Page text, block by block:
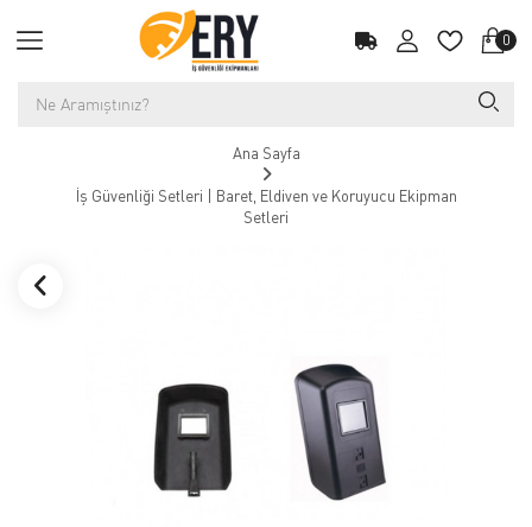
0
Ana Sayfa
İş Güvenliği Setleri | Baret, Eldiven ve Koruyucu Ekipman
Setleri